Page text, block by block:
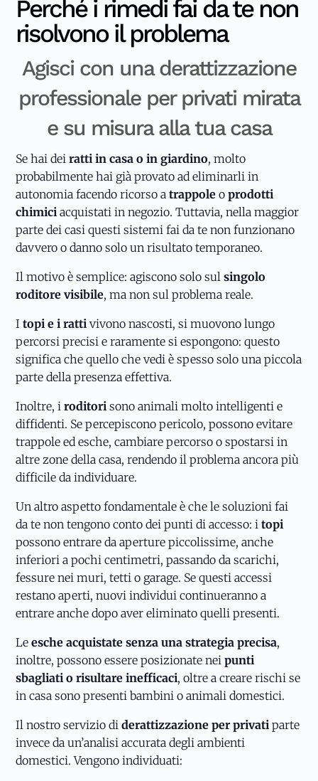
Perché i rimedi fai da te non
risolvono il problema
Agisci con una derattizzazione
professionale per privati mirata
e su misura alla tua casa
Se hai deiratti in casa o in giardino, molto
probabilmente hai già provato ad eliminarli in
autonomia facendo ricorso atrappole oprodotti
chimici acquistati in negozio. Tuttavia, nella maggior
parte dei casi questi sistemi fai da te non funzionano
davvero o danno solo un risultato temporaneo.
Il motivo è semplice: agiscono solo sulsingolo
roditore visibile, ma non sul problema reale.
Itopi e i ratti vivono nascosti, si muovono lungo
percorsi precisi e raramente si espongono: questo
significa che quello che vedi è spesso solo una piccola
parte della presenza effettiva.
Inoltre, iroditori sono animali molto intelligenti e
diffidenti. Se percepiscono pericolo, possono evitare
trappole ed esche, cambiare percorso o spostarsi in
altre zone della casa, rendendo il problema ancora più
difficile da individuare.
Un altro aspetto fondamentale è che le soluzioni fai
da te non tengono conto dei punti di accesso: itopi
possono entrare da aperture piccolissime, anche
inferiori a pochi centimetri, passando da scarichi,
fessure nei muri, tetti o garage. Se questi accessi
restano aperti, nuovi individui continueranno a
entrare anche dopo aver eliminato quelli presenti.
Leesche acquistate senza una strategia precisa,
inoltre, possono essere posizionate neipunti
sbagliati o risultare inefficaci, oltre a creare rischi se
in casa sono presenti bambini o animali domestici.
Il nostro servizio diderattizzazione per privati parte
invece da un’analisi accurata degli ambienti
domestici. Vengono individuati: